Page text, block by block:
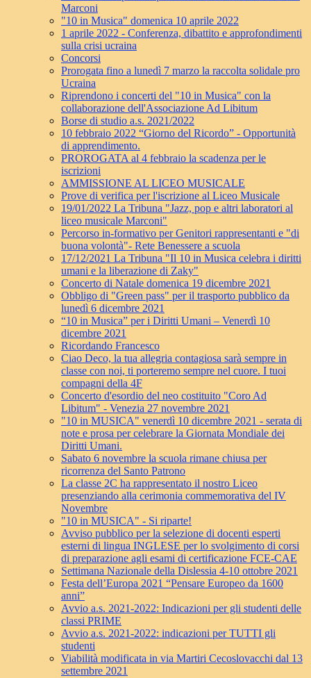
Marconi
"10 in Musica" domenica 10 aprile 2022
1 aprile 2022 - Conferenza, dibattito e approfondimenti
sulla crisi ucraina
Concorsi
Prorogata fino a lunedì 7 marzo la raccolta solidale pro
Ucraina
Riprendono i concerti del "10 in Musica" con la
collaborazione dell'Associazione Ad Libitum
Borse di studio a.s. 2021/2022
10 febbraio 2022 “Giorno del Ricordo” - Opportunità
di apprendimento.
PROROGATA al 4 febbraio la scadenza per le
iscrizioni
AMMISSIONE AL LICEO MUSICALE
Prove di verifica per l'iscrizione al Liceo Musicale
19/01/2022 La Tribuna "Jazz, pop e altri laboratori al
liceo musicale Marconi"
Percorso in-formativo per Genitori rappresentanti e "di
buona volontà"- Rete Benessere a scuola
17/12/2021 La Tribuna "Il 10 in Musica celebra i diritti
umani e la liberazione di Zaky"
Concerto di Natale domenica 19 dicembre 2021
Obbligo di "Green pass" per il trasporto pubblico da
lunedì 6 dicembre 2021
“10 in Musica” per i Diritti Umani – Venerdì 10
dicembre 2021
Ricordando Francesco
Ciao Deco, la tua allegria contagiosa sarà sempre in
classe con noi, ti porteremo sempre nel cuore. I tuoi
compagni della 4F
Concerto d'esordio del neo costituito "Coro Ad
Libitum" - Venezia 27 novembre 2021
"10 in MUSICA" venerdì 10 dicembre 2021 - serata di
note e prosa per celebrare la Giornata Mondiale dei
Diritti Umani.
Sabato 6 novembre la scuola rimane chiusa per
ricorrenza del Santo Patrono
La classe 2C ha rappresentato il nostro Liceo
presenziando alla cerimonia commemorativa del IV
Novembre
"10 in MUSICA" - Si riparte!
Avviso pubblico per la selezione di docenti esperti
esterni di lingua INGLESE per lo svolgimento di corsi
di preparazione agli esami di certificazione FCE-CAE
Settimana Nazionale della Dislessia 4-10 ottobre 2021
Festa dell’Europa 2021 “Pensare Europeo da 1600
anni”
Avvio a.s. 2021-2022: Indicazioni per gli studenti delle
classi PRIME
Avvio a.s. 2021-2022: indicazioni per TUTTI gli
studenti
Viabilità modificata in via Martiri Cecoslovacchi dal 13
settembre 2021